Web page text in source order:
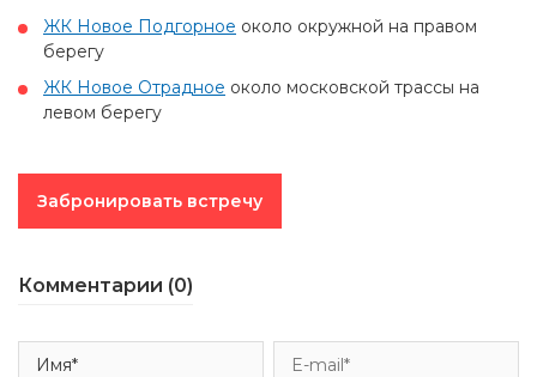
ЖК Новое Подгорное около окружной на правом
берегу
ЖК Новое Отрадное около московской трассы на
левом берегу
Забронировать встречу
Комментарии (0)